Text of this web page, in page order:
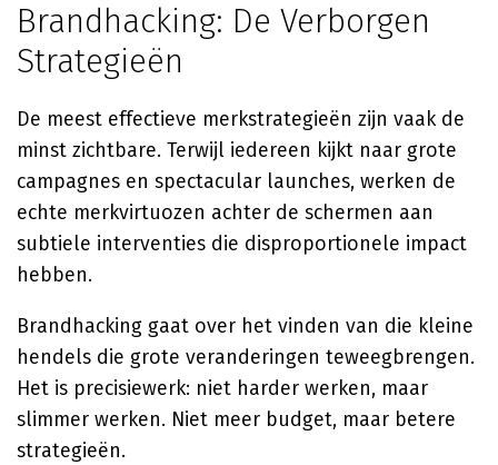
Brandhacking: De Verborgen
Strategieën
De meest effectieve merkstrategieën zijn vaak de
minst zichtbare. Terwijl iedereen kijkt naar grote
campagnes en spectacular launches, werken de
echte merkvirtuozen achter de schermen aan
subtiele interventies die disproportionele impact
hebben.
Brandhacking gaat over het vinden van die kleine
hendels die grote veranderingen teweegbrengen.
Het is precisiewerk: niet harder werken, maar
slimmer werken. Niet meer budget, maar betere
strategieën.